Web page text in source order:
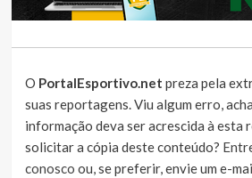
O PortalEsportivo.net preza pela
suas reportagens. Viu algum erro,
informação deva ser acrescida à esta
solicitar a cópia deste conteúdo?
conosco ou, se preferir, envie um e-